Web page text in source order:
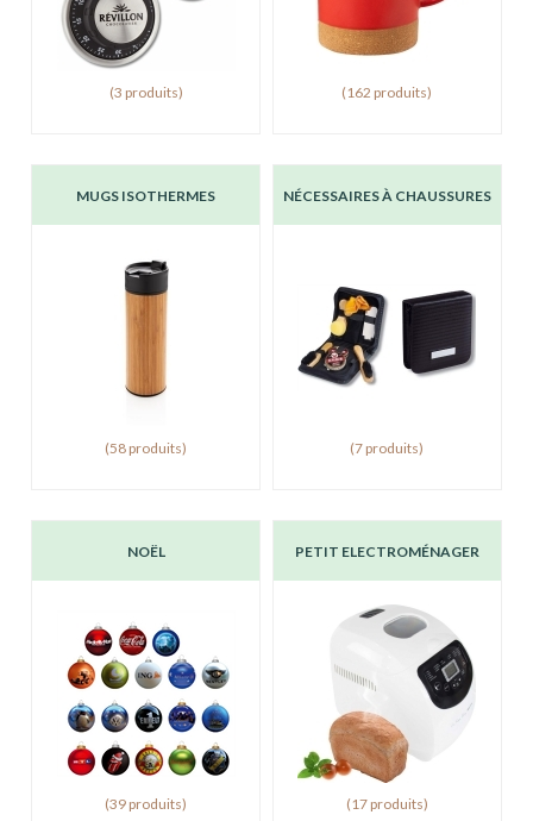
(3 produits) (162 produits)
MUGS ISOTHERMES
(58 produits)
NÉCESSAIRES À CHAUSSURES
(7 produits)
NOËL
(39 produits)
PETIT ELECTROMÉNAGER
(17 produits)